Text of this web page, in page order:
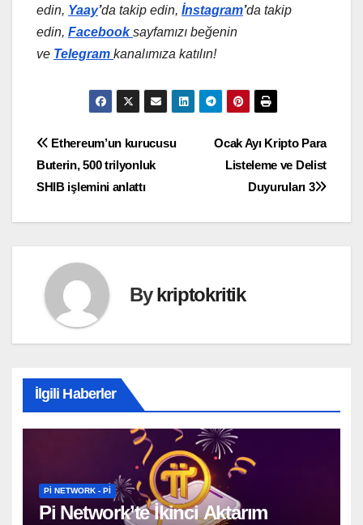
edin, Yaay’da takip edin, İnstagram’da takip
edin, Facebook sayfamızı beğenin
ve Telegram kanalımıza katılın!
Yazı
gezinmesi
Ocak Ayı Kripto Para
Listeleme ve Delist
Duyuruları 3
Ethereum’un kurucusu
Buterin, 500 trilyonluk
SHIB işlemini anlattı
Bykriptokritik
İlgili Haberler
PI NETWORK - PI
Pi Network’te İkinci Aktarım